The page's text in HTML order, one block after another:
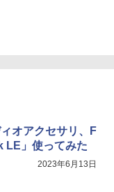
オアクセサリ、F
LE」使ってみた
2023年6月13日